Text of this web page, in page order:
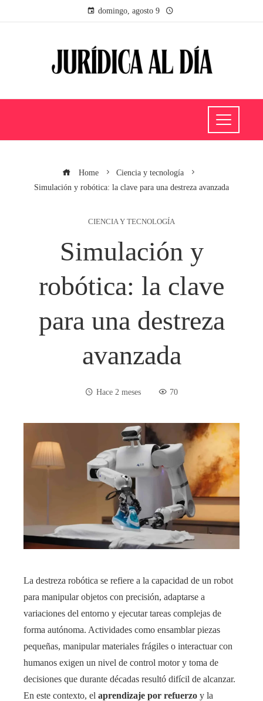
domingo, agosto 9
Home
Ciencia y tecnología
Simulación y robótica: la clave para una destreza avanzada
CIENCIA Y TECNOLOGÍA
Simulación y
robótica: la clave
para una destreza
avanzada
Hace 2 meses 70
La destreza robótica se refiere a la capacidad de un robot
para manipular objetos con precisión, adaptarse a
variaciones del entorno y ejecutar tareas complejas de
forma autónoma. Actividades como ensamblar piezas
pequeñas, manipular materiales frágiles o interactuar con
humanos exigen un nivel de control motor y toma de
decisiones que durante décadas resultó difícil de alcanzar.
En este contexto, el aprendizaje por refuerzo y la